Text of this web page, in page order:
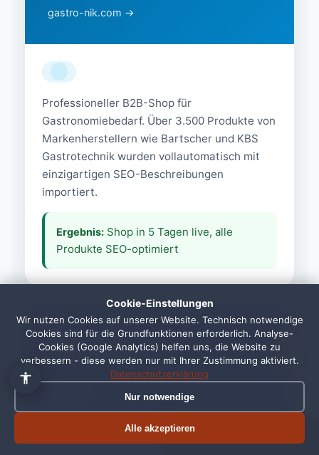
gastro-nik.com →
Professioneller B2B-Shop für
Gastronomiebedarf. Über 3.500 Produkte von
Markenherstellern wie Bartscher und KBS
Gastrotechnik wurden vollautomatisch mit
einzigartigen SEO-Beschreibungen
importiert.
Ergebnis: Shop in 5 Tagen live, alle
Produkte SEO-optimiert
vaype.de →
Cookie-Einstellungen
Wir nutzen Cookies auf unserer Website. Technisch notwendige
Cookies sind für die Grundfunktionen erforderlich. Analyse-
Cookies (Google Analytics) helfen uns, die Website zu
verbessern - diese werden nur mit Ihrer Zustimmung aktiviert.
Datenschutzerklärung
Nur notwendige
Alle akzeptieren
👋 Hallo, ich bin Pixi!
einfach, ich antworte sofort.